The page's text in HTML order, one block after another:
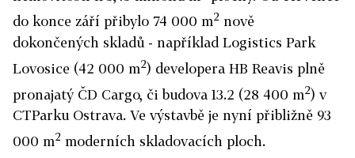
do konce září přibylo 74 000 m2 nově
dokončených skladů - například Logistics Park
Lovosice (42 000 m2) developera HB Reavis plně
pronajatý ČD Cargo, či budova 13.2 (28 400 m2) v
CTParku Ostrava. Ve výstavbě je nyní přibližně 93
000 m2 moderních skladovacích ploch.